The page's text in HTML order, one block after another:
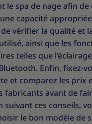
le spa de nage afin de
capacité
vérifier la qualité et
ainsi que les
telles que
Enfin, fixez-
et comparez les prix
fabricants avant de
suivant ces conseils,
le bon modèle de